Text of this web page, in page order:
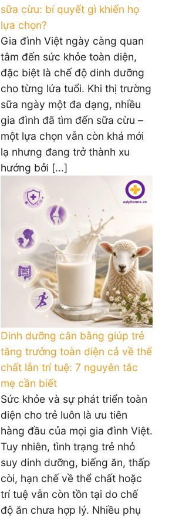
sữa cừu: bí quyết gì khiến họ
lựa chọn?
Gia đình Việt ngày càng quan
tâm đến sức khỏe toàn diện,
đặc biệt là chế độ dinh dưỡng
cho từng lứa tuổi. Khi thị trường
sữa ngày một đa dạng, nhiều
gia đình đã tìm đến sữa cừu –
một lựa chọn vẫn còn khá mới
lạ nhưng đang trở thành xu
hướng bởi [...]
Dinh dưỡng cân bằng giúp trẻ
tăng trưởng toàn diện cả về thể
chất lẫn trí tuệ: 7 nguyên tắc
mẹ cần biết
Sức khỏe và sự phát triển toàn
diện cho trẻ luôn là ưu tiên
hàng đầu của mọi gia đình Việt.
Tuy nhiên, tình trạng trẻ nhỏ
suy dinh dưỡng, biếng ăn, thấp
còi, hạn chế về thể chất hoặc
trí tuệ vẫn còn tồn tại do chế
độ ăn chưa hợp lý. Nhiều phụ